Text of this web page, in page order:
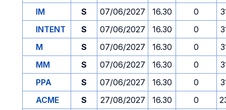
IM
S 07/06/2027 16.30 0
INTENT
S 07/06/2027 16.30 0
M
S 07/06/2027 16.30 0
MM
S 07/06/2027 16.30 0
PPA
S 07/06/2027 16.30 0
ACME
S 27/08/2027 16.30 0